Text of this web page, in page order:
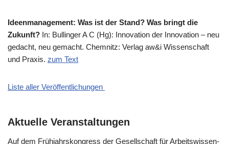
Ideen­ma­nage­ment: Was ist der Stand? Was bringt die
Zukunft? In: Bul­lin­ger A C (Hg): Inno­va­ti­on der Inno­va­ti­on – neu
gedacht, neu gemacht. Chem­nitz: Ver­lag aw&i Wis­sen­schaft
und Pra­xis. zum Text
Liste aller Veröffentlichungen
Aktuelle Veranstaltungen
Auf dem Früh­jahrs­kon­gress der Gesell­schaft für Arbeits­wis­sen­